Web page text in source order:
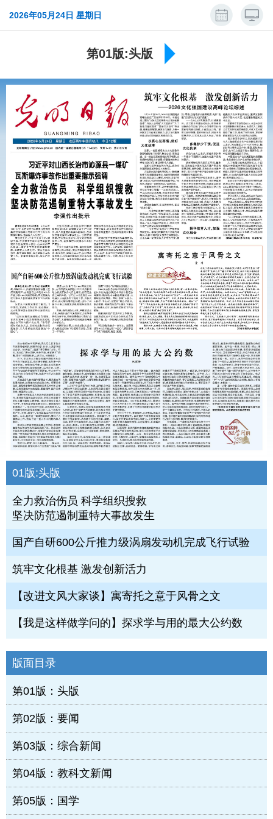
2026年05月24日 星期日
第01版:头版
01版:头版
全力救治伤员 科学组织搜救
坚决防范遏制重特大事故发生
国产自研600公斤推力级涡扇发动机完成飞行试验
筑牢文化根基 激发创新活力
【改进文风大家谈】寓寄托之意于风骨之文
【我是这样做学问的】探求学与用的最大公约数
版面目录
第01版：头版
第02版：要闻
第03版：综合新闻
第04版：教科文新闻
第05版：国学